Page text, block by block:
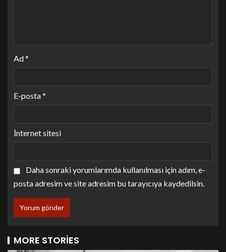
Ad*
E-posta*
İnternet sitesi
Daha sonraki yorumlarımda kullanılması için adım, e-
posta adresim ve site adresim bu tarayıcıya kaydedilsin.
MORE STORIES